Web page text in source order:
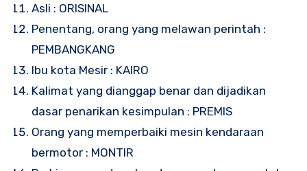
Asli : ORISINAL
Penentang, orang yang melawan perintah :
PEMBANGKANG
Ibu kota Mesir : KAIRO
Kalimat yang dianggap benar dan dijadikan
dasar penarikan kesimpulan : PREMIS
Orang yang memperbaiki mesin kendaraan
bermotor : MONTIR